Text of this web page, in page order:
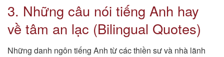
3. Những câu nói tiếng Anh hay
về tâm an lạc (Bilingual Quotes)
Những danh ngôn tiếng Anh từ các thiền sư và nhà lãnh